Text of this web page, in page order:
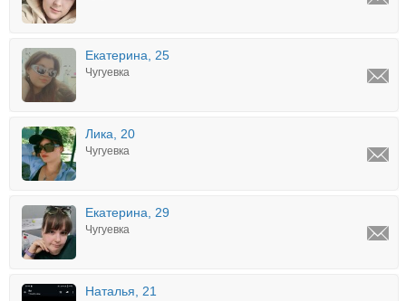
Екатерина, 25
Чугуевка
Лика, 20
Чугуевка
Екатерина, 29
Чугуевка
Наталья, 21